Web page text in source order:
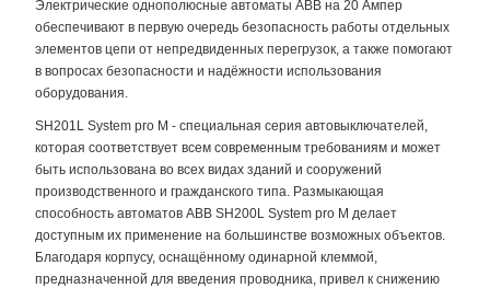
Электрические однополюсные автоматы ABB на 20 Ампер
обеспечивают в первую очередь безопасность работы отдельных
элементов цепи от непредвиденных перегрузок, а также помогают
в вопросах безопасности и надёжности использования
оборудования.
SH201L System pro M - специальная серия автовыключателей,
которая соответствует всем современным требованиям и может
быть использована во всех видах зданий и сооружений
производственного и гражданского типа. Размыкающая
способность автоматов АВВ SH200L System pro M делает
доступным их применение на большинстве возможных объектов.
Благодаря корпусу, оснащённому одинарной клеммой,
предназначенной для введения проводника, привел к снижению